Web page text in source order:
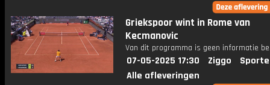
Griekspoor wint in Rome van
Kecmanovic
Van dit programma is geen informatie
07-05-2025 17:30 Ziggo
Alle afleveringen